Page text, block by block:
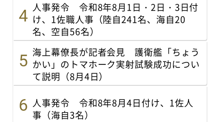
人事発令 令和8年8月1日・2日・3日付
け、1佐職人事（陸自241名、海自20
名、空自56名）
海上幕僚長が記者会見 護衛艦「ちょう
かい」のトマホーク実射試験成功につい
て説明（8月4日）
人事発令 令和8年8月4日付け、1佐人
事（海自3名）